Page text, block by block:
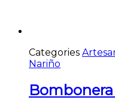
Categories
Nariño